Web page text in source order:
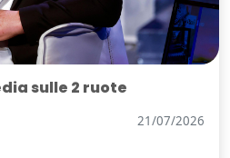
sulle 2 ruote
21/07/2026